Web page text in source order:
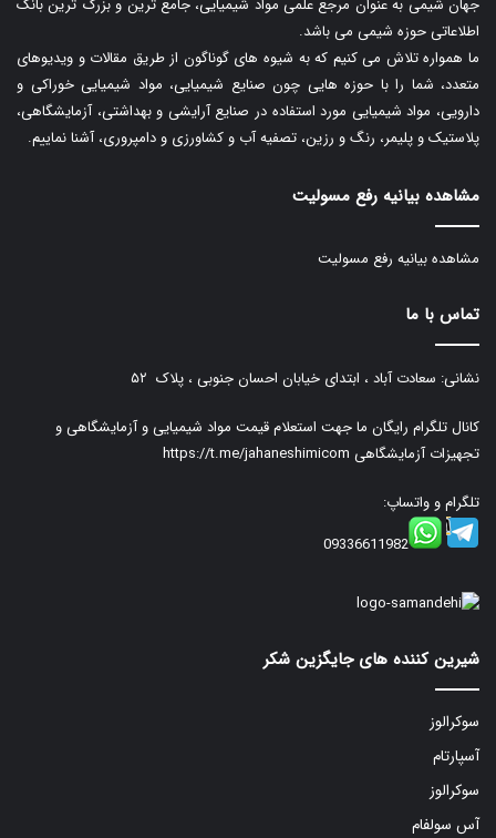
جهان شیمی به عنوان مرجع علمی مواد شیمیایی، جامع ترین و بزرگ ترین بانک
اطلاعاتی حوزه شیمی می باشد.
ما همواره تلاش می کنیم که به شیوه های گوناگون از طریق مقالات و ویدیوهای
متعدد، شما را با حوزه هایی چون صنایع شیمیایی، مواد شیمیایی خوراکی و
دارویی، مواد شیمیایی مورد استفاده در صنایع آرایشی و بهداشتی، آزمایشگاهی،
پلاستیک و پلیمر، رنگ و رزین، تصفیه آب و کشاورزی و دامپروری، آشنا نماییم.
مشاهده بیانیه رفع مسولیت
مشاهده بیانیه رفع مسولیت
تماس با ما
نشانی: سعادت آباد ، ابتدای خیابان احسان جنوبی ، پلاک ۵۲
کانال تلگرام رایگان ما جهت استعلام قیمت مواد شیمیایی و آزمایشگاهی و
تجهیزات آزمایشگاهی https://t.me/jahaneshimicom
تلگرام و واتساپ:
09336611982
شیرین کننده های جایگزین شکر
سوکرالوز
آسپارتام
سوکرالوز
آس سولفام